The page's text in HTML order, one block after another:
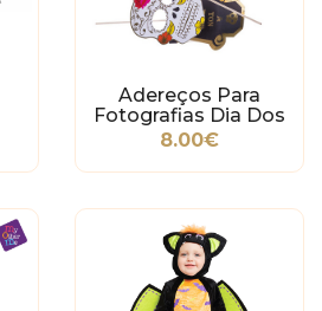
Adereços Para
Fotografias Dia Dos
Mortos
8.00€